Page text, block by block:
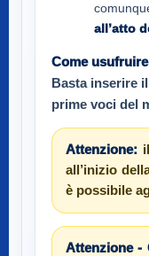
all’atto
Come
Basta inserire
prime voci del
Attenzione:
all’inizio
è possibile
Attenzione -